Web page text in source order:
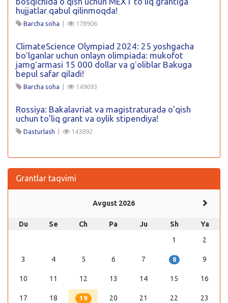
hujjatlar qabul qilinmoqda!
Barcha soha | 178906
ClimateScience Olympiad 2024: 25 yoshgacha
boʻlganlar uchun onlayn olimpiada: mukofot
jamgʻarmasi 15 000 dollar va gʻoliblar Bakuga
bepul safar qiladi!
Barcha soha | 149693
Rossiya: Bakalavriat va magistraturada o’qish
uchun to’liq grant va oylik stipendiya!
Dasturlash | 143892
Grantlar taqvimi
Avgust 2026
Du Se Ch Pa Ju Sh
Ya
1
2
3 4 5 6 7 8 9
10 11 12 13 14 15 16
17 18 19 20 21 22 23